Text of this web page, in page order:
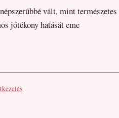
vált, mint természetes
jótékony hatását eme